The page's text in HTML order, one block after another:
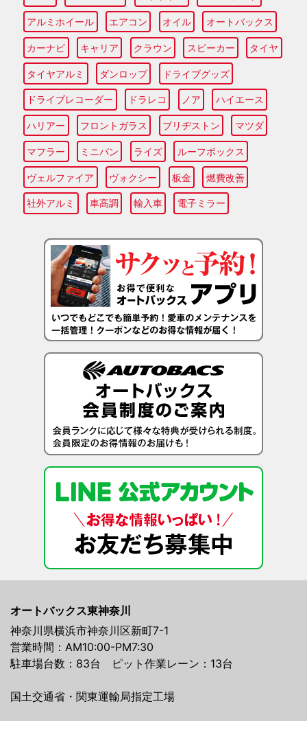
アルミホイール エアコン オイル オートバックス
カーナビ キャリア クラウン スピーカー タイヤ
タイヤアルミ ダンロップ ドライブグッズ
ドライブレコーダー ドラレコ ノア ハイエース
ハリアー フロントガラス ブリヂストン マツダ
マフラー ミニバン ライズ ルーフボックス
ヴェルファイア ヴォクシー 板金 燃費改善
社外アルミ 車高調 輸入車 電子ミラー
オートバックス東神奈川
神奈川県横浜市神奈川区新町7-1
営業時間：AM10:00-PM7:30
駐車場台数：83台 ピット作業レーン：13台
国土交通省・関東運輸局指定工場